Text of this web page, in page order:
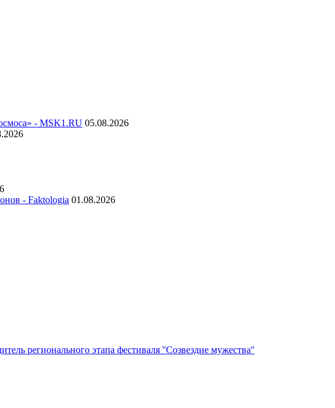
- MSK1.RU 05.08.2026
- Faktologia 01.08.2026
регионального этапа фестиваля ''Созвездие мужества''